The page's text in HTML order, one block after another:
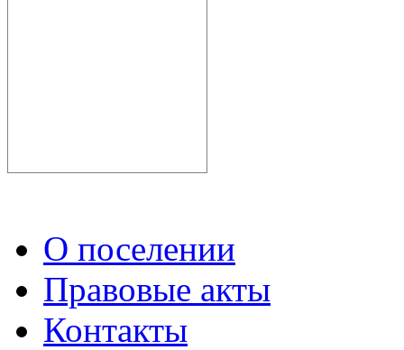
О поселении
Правовые акты
Контакты